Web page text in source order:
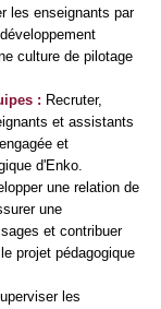
les enseignants par
culture de pilotage
: Recruter,
et assistants
et
d'Enko.
une relation de
une
et contribuer
projet pédagogique
les